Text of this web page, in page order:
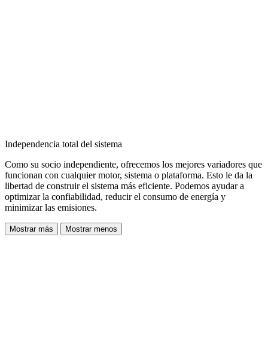
Independencia total del sistema
Como su socio independiente, ofrecemos los mejores variadores que
funcionan con cualquier motor, sistema o plataforma. Esto le da la
libertad de construir el sistema más eficiente. Podemos ayudar a
optimizar la confiabilidad, reducir el consumo de energía y
minimizar las emisiones.
Mostrar más Mostrar menos